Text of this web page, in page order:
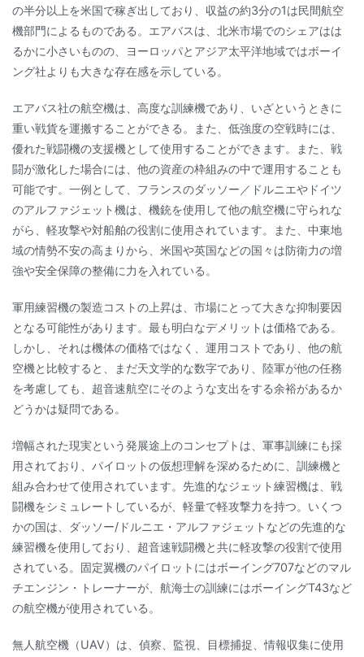
の半分以上を米国で稼ぎ出しており、収益の約3分の1は民間航空
機部門によるものである。エアバスは、北米市場でのシェアはは
るかに小さいものの、ヨーロッパとアジア太平洋地域ではボーイ
ング社よりも大きな存在感を示している。
エアバス社の航空機は、高度な訓練機であり、いざというときに
重い戦貨を運搬することができる。また、低強度の空戦時には、
優れた戦闘機の支援機として使用することができます。また、戦
闘が激化した場合には、他の資産の枠組みの中で運用することも
可能です。一例として、フランスのダッソー／ドルニエやドイツ
のアルファジェット機は、機銃を使用して他の航空機に守られな
がら、軽攻撃や対船舶の役割に使用されています。また、中東地
域の情勢不安の高まりから、米国や英国などの国々は防衛力の増
強や安全保障の整備に力を入れている。
軍用練習機の製造コストの上昇は、市場にとって大きな抑制要因
となる可能性があります。最も明白なデメリットは価格である。
しかし、それは機体の価格ではなく、運用コストであり、他の航
空機と比較すると、まだ天文学的な数字であり、陸軍が他の任務
を考慮しても、超音速航空にそのような支出をする余裕があるか
どうかは疑問である。
増幅された現実という発展途上のコンセプトは、軍事訓練にも採
用されており、パイロットの仮想理解を深めるために、訓練機と
組み合わせて使用されています。先進的なジェット練習機は、戦
闘機をシミュレートしているが、軽量で軽攻撃力を持つ。いくつ
かの国は、ダッソー/ドルニエ・アルファジェットなどの先進的な
練習機を使用しており、超音速戦闘機と共に軽攻撃の役割で使用
されている。固定翼機のパイロットにはボーイング707などのマル
チエンジン・トレーナーが、航海士の訓練にはボーイングT43など
の航空機が使用されている。
無人航空機（UAV）は、偵察、監視、目標捕捉、情報収集に使用